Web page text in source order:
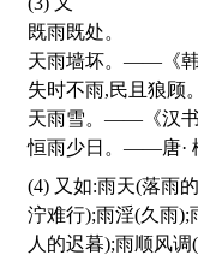
既雨既处。
天雨墙坏。——《韩
失时不雨,民且狼顾
天雨雪。——《汉书
恒雨少日。——唐·
(4) 又如:雨天(落雨的日子);雨前(下雨之前);雨淖(雨后道路泥
泞难行);雨淫(久雨);
人的迟暮);雨顺风